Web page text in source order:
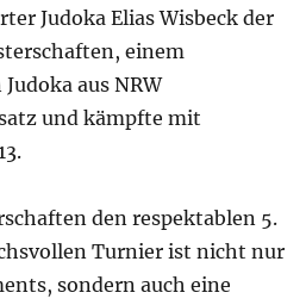
Judoka Elias Wisbeck der
einem
aus NRW
und kämpfte mit
den respektablen 5.
Turnier ist nicht nur
sondern auch eine